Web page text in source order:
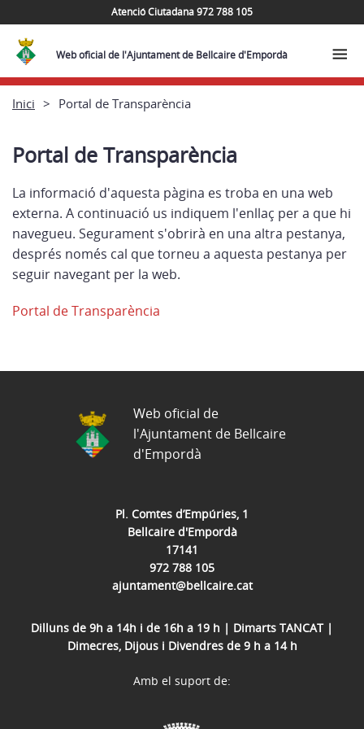
Atenció Ciutadana 972 788 105
Web oficial de l'Ajuntament de Bellcaire d'Empordà
Inici Portal de Transparència
Portal de Transparència
La informació d'aquesta pàgina es troba en una web
externa. A continuació us indiquem l'enllaç per a que hi
navegueu. Segurament s'obrirà en una altra pestanya,
després només cal que torneu a aquesta pestanya per
seguir navegant per la web.
Portal de Transparència
Pl. Comtes d’Empúries, 1
Bellcaire d'Empordà
17141
972 788 105
ajuntament@bellcaire.cat
Dilluns de 9h a 14h i de 16h a 19 h | Dimarts TANCAT |
Dimecres, Dijous i Divendres de 9 h a 14 h
Web oficial de
l'Ajuntament de Bellcaire
d'Empordà
Amb el suport de: